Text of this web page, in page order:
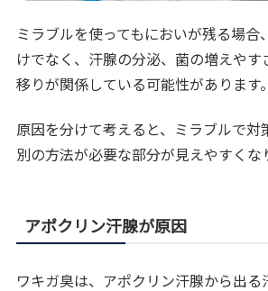
ミラブルを使ってもにおいが残る場合
けでなく、汗腺の分泌、菌の増えやす
移りが関係している可能性があります。
原因を分けて考えると、ミラブルで対
別の方法が必要な部分が見えやすくな
アポクリン汗腺が原因
ワキガ臭は、アポクリン汗腺から出